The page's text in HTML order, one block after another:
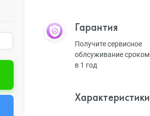
Гарантия
Получите сервисное
облсуживание сроком
в 1 год
Характеристики